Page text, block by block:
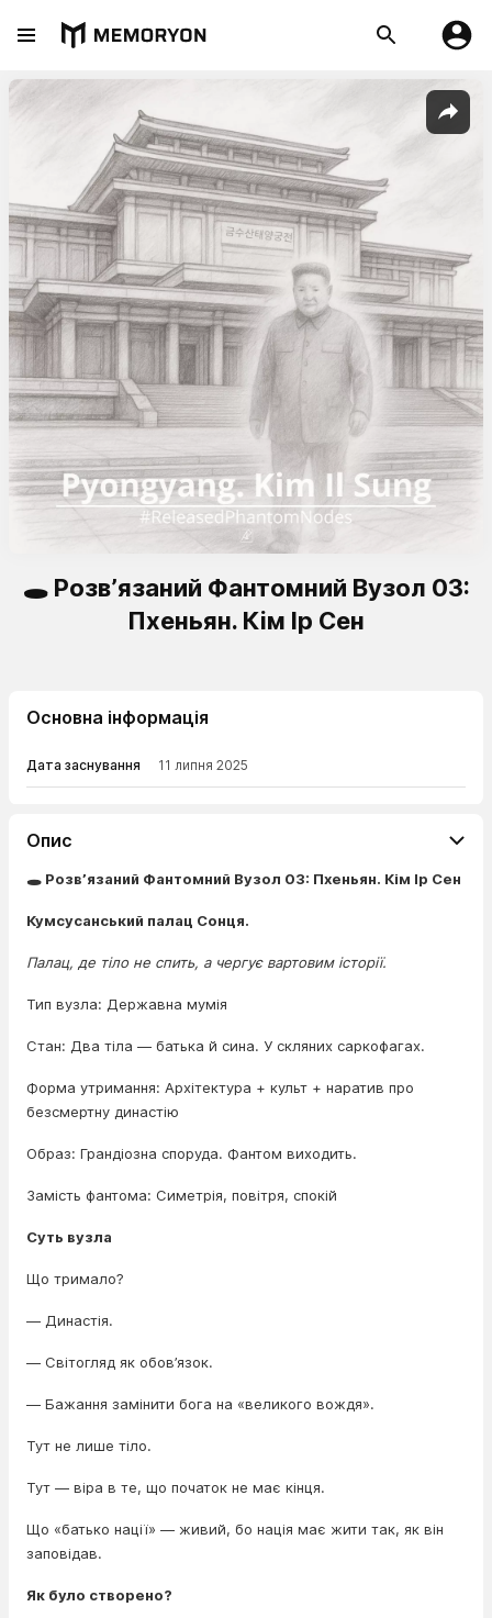
🕳️ Розвʼязаний Фантомний Вузол 03:
Пхеньян. Кім Ір Сен
Основна інформація
Дата заснування 11 липня 2025
Опис
🕳️ Розвʼязаний Фантомний Вузол 03: Пхеньян. Кім Ір Сен
Кумсусанський палац Сонця.
Палац, де тіло не спить, а чергує вартовим історії.
Тип вузла: Державна мумія
Стан: Два тіла — батька й сина. У скляних саркофагах.
Форма утримання: Архітектура + культ + наратив про
безсмертну династію
Образ: Грандіозна споруда. Фантом виходить.
Замість фантома: Симетрія, повітря, спокій
Суть вузла
Що тримало?
— Династія.
— Світогляд як обов’язок.
— Бажання замінити бога на «великого вождя».
Тут не лише тіло.
Тут — віра в те, що початок не має кінця.
Що «батько нації» — живий, бо нація має жити так, як він
заповідав.
Як було створено?